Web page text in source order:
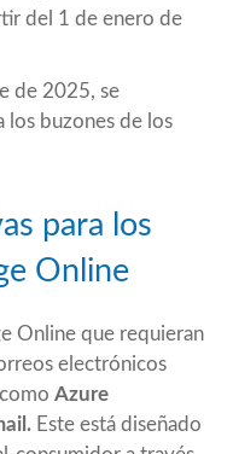
del 1 de enero de
de 2025, se
los buzones de los
para los
Online
Online que requieran
electrónicos
Azure
. Este está diseñado